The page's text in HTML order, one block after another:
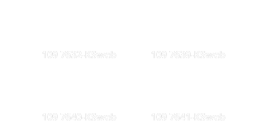
109 7632-KSweb 109 7639-KSweb
109 7640-KSweb 109 7641-KSweb